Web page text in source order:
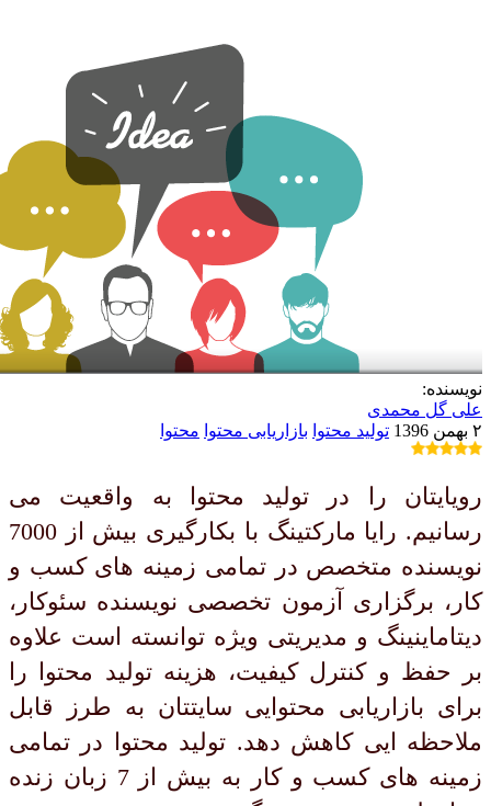
نویسنده:
علی گل محمدی
۲ بهمن 1396
تولید محتوا بازاریابی محتوا محتوا
رویایتان را در تولید محتوا به واقعیت می
رسانیم. رایا مارکتینگ با بکارگیری بیش از 7000
نویسنده متخصص در تمامی زمینه های کسب و
کار، برگزاری آزمون تخصصی نویسنده سئوکار،
دیتاماینینگ و مدیریتی ویژه توانسته است علاوه
بر حفظ و کنترل کیفیت، هزینه تولید محتوا را
برای بازاریابی محتوایی سایتتان به طرز قابل
ملاحظه ایی کاهش دهد. تولید محتوا در تمامی
زمینه های کسب و کار به بیش از 7 زبان زنده